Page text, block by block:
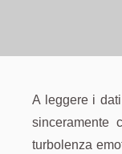
A leggere i
sinceramente
turbolenza